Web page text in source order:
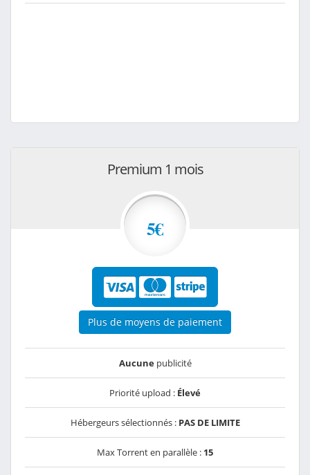
Premium 1 mois
5€
Plus de moyens de paiement
Aucunepublicité
Priorité upload : Élevé
Hébergeurs sélectionnés : PAS DE LIMITE
Max Torrent en parallèle : 15